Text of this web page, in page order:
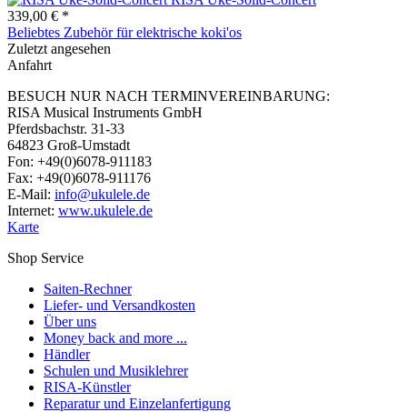
339,00 € *
Beliebtes Zubehör für elektrische koki'os
Zuletzt angesehen
Anfahrt
BESUCH NUR NACH TERMINVEREINBARUNG:
RISA Musical Instruments GmbH
Pferdsbachstr. 31-33
64823 Groß-Umstadt
Fon: +49(0)6078-911183
Fax: +49(0)6078-911176
E-Mail: info@ukulele.de
Internet: www.ukulele.de
Karte
Shop Service
Saiten-Rechner
Liefer- und Versandkosten
Über uns
Money back and more ...
Händler
Schulen und Musiklehrer
RISA-Künstler
Reparatur und Einzelanfertigung